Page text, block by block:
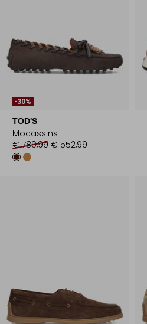
-30%
TOD'S
Mocassins
€ 789,99 € 552,99